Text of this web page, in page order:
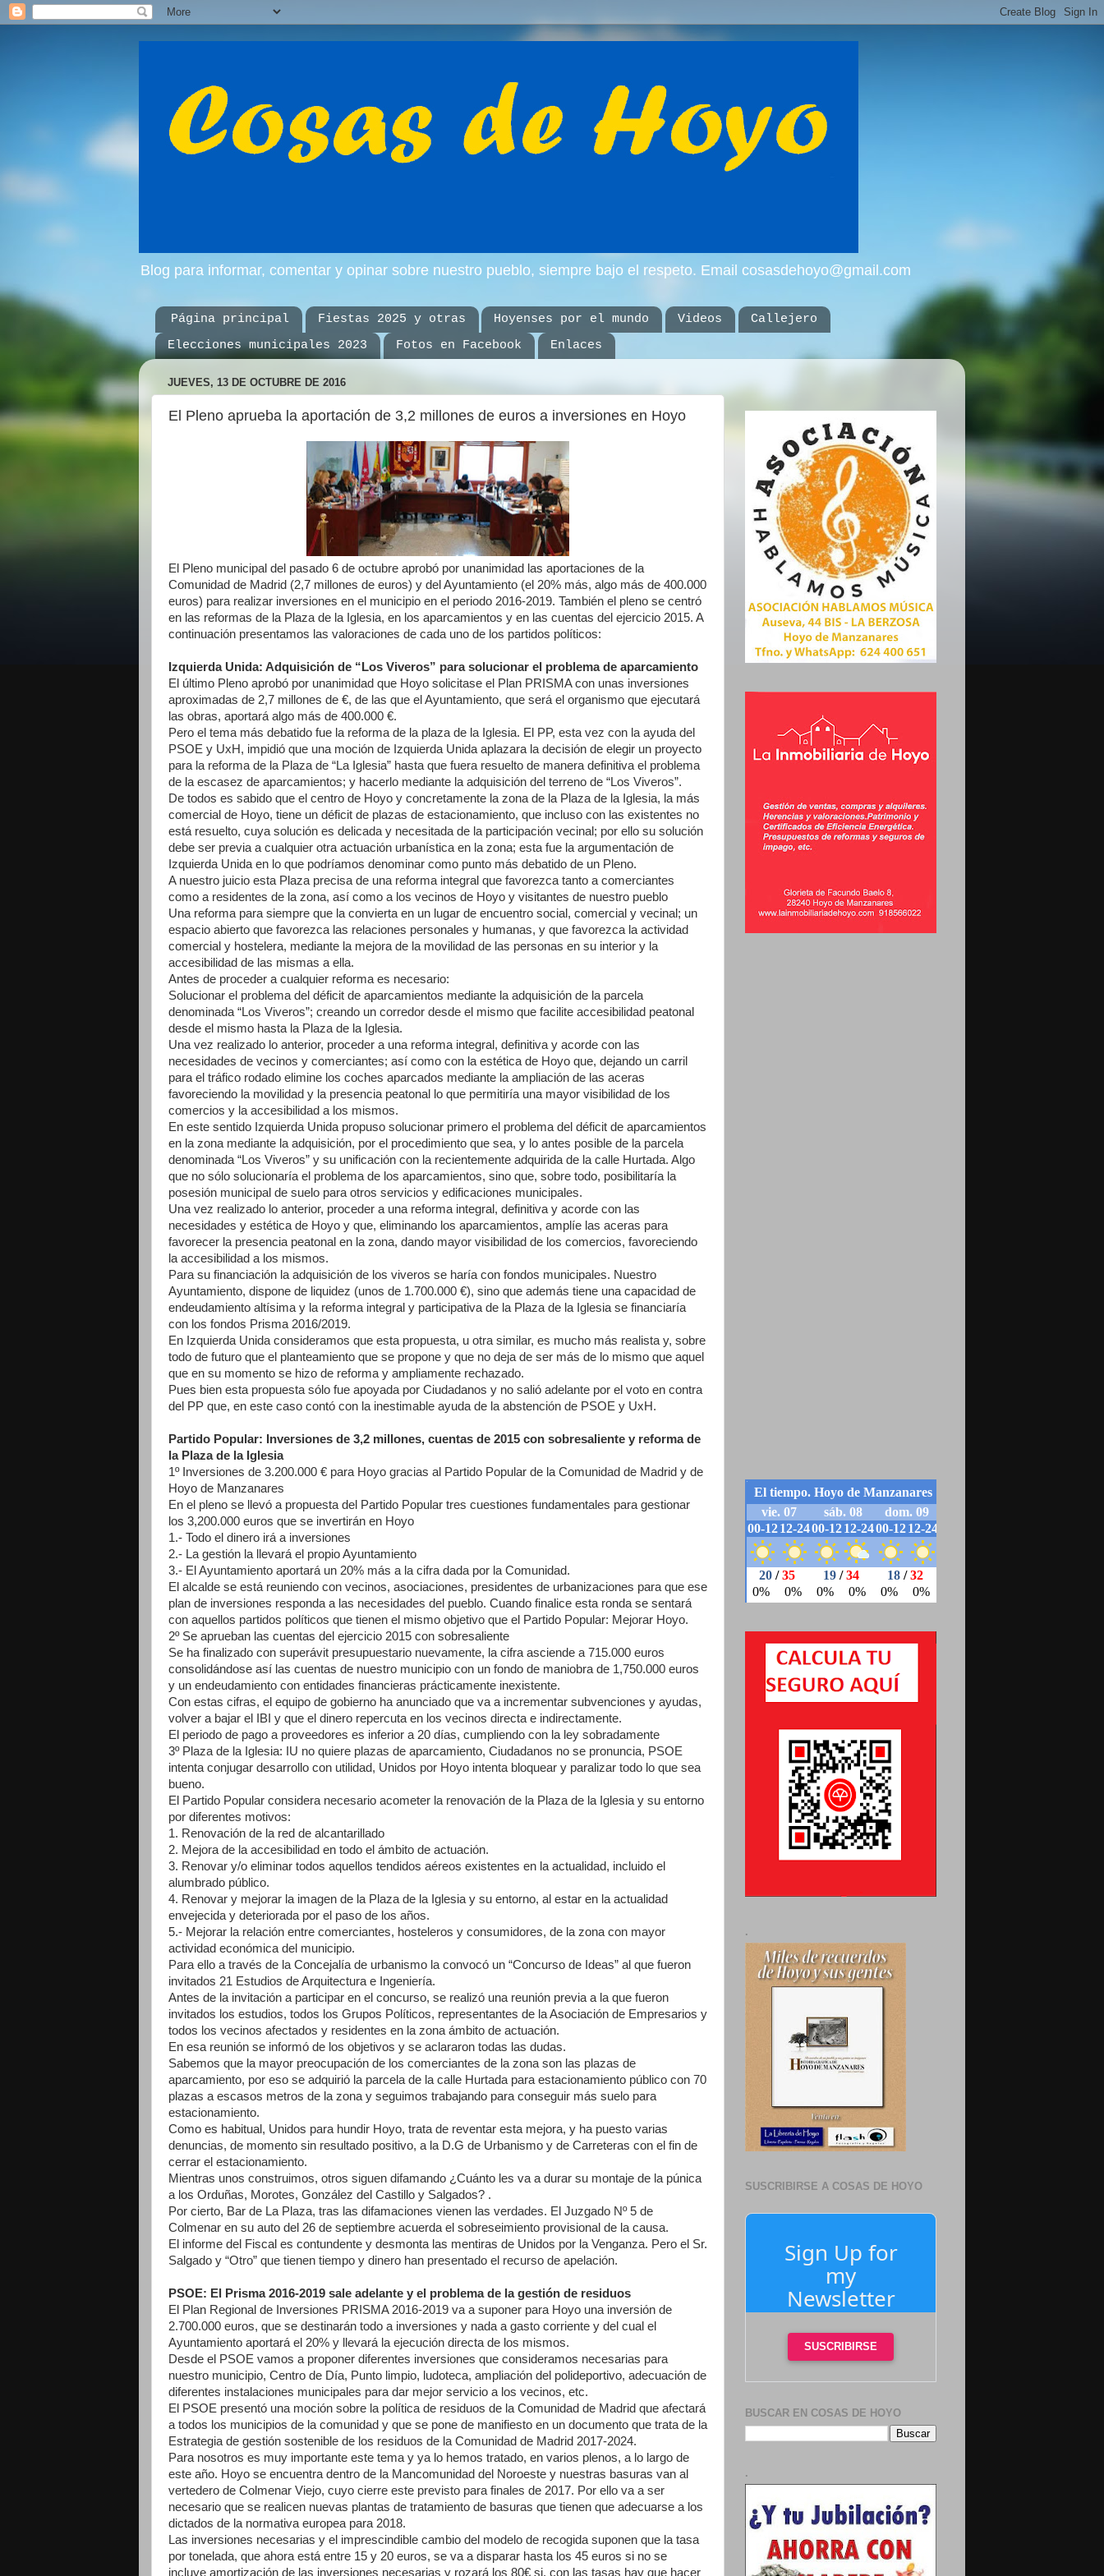
Blog para informar, comentar y opinar sobre nuestro pueblo, siempre bajo el respeto. Email cosasdehoyo@gmail.com
Página principal Fiestas 2025 y otras Hoyenses por el mundo Videos
Callejero
Elecciones municipales 2023
Fotos en Facebook Enlaces
JUEVES, 13 DE OCTUBRE DE 2016
El Pleno aprueba la aportación de 3,2 millones de euros a inversiones en Hoyo
El Pleno municipal del pasado 6 de octubre aprobó por unanimidad las aportaciones de la
Comunidad de Madrid (2,7 millones de euros) y del Ayuntamiento (el 20% más, algo más de 400.000
euros) para realizar inversiones en el municipio en el periodo 2016-2019. También el pleno se centró
en las reformas de la Plaza de la Iglesia, en los aparcamientos y en las cuentas del ejercicio 2015. A
continuación presentamos las valoraciones de cada uno de los partidos políticos:
Izquierda Unida: Adquisición de “Los Viveros” para solucionar el problema de aparcamiento
El último Pleno aprobó por unanimidad que Hoyo solicitase el Plan PRISMA con unas inversiones
aproximadas de 2,7 millones de €, de las que el Ayuntamiento, que será el organismo que ejecutará
las obras, aportará algo más de 400.000 €.
Pero el tema más debatido fue la reforma de la plaza de la Iglesia. El PP, esta vez con la ayuda del
PSOE y UxH, impidió que una moción de Izquierda Unida aplazara la decisión de elegir un proyecto
para la reforma de la Plaza de “La Iglesia” hasta que fuera resuelto de manera definitiva el problema
de la escasez de aparcamientos; y hacerlo mediante la adquisición del terreno de “Los Viveros”.
De todos es sabido que el centro de Hoyo y concretamente la zona de la Plaza de la Iglesia, la más
comercial de Hoyo, tiene un déficit de plazas de estacionamiento, que incluso con las existentes no
está resuelto, cuya solución es delicada y necesitada de la participación vecinal; por ello su solución
debe ser previa a cualquier otra actuación urbanística en la zona; esta fue la argumentación de
Izquierda Unida en lo que podríamos denominar como punto más debatido de un Pleno.
A nuestro juicio esta Plaza precisa de una reforma integral que favorezca tanto a comerciantes
como a residentes de la zona, así como a los vecinos de Hoyo y visitantes de nuestro pueblo
Una reforma para siempre que la convierta en un lugar de encuentro social, comercial y vecinal; un
espacio abierto que favorezca las relaciones personales y humanas, y que favorezca la actividad
comercial y hostelera, mediante la mejora de la movilidad de las personas en su interior y la
accesibilidad de las mismas a ella.
Antes de proceder a cualquier reforma es necesario:
Solucionar el problema del déficit de aparcamientos mediante la adquisición de la parcela
denominada “Los Viveros”; creando un corredor desde el mismo que facilite accesibilidad peatonal
desde el mismo hasta la Plaza de la Iglesia.
Una vez realizado lo anterior, proceder a una reforma integral, definitiva y acorde con las
necesidades de vecinos y comerciantes; así como con la estética de Hoyo que, dejando un carril
para el tráfico rodado elimine los coches aparcados mediante la ampliación de las aceras
favoreciendo la movilidad y la presencia peatonal lo que permitiría una mayor visibilidad de los
comercios y la accesibilidad a los mismos.
En este sentido Izquierda Unida propuso solucionar primero el problema del déficit de aparcamientos
en la zona mediante la adquisición, por el procedimiento que sea, y lo antes posible de la parcela
denominada “Los Viveros” y su unificación con la recientemente adquirida de la calle Hurtada. Algo
que no sólo solucionaría el problema de los aparcamientos, sino que, sobre todo, posibilitaría la
posesión municipal de suelo para otros servicios y edificaciones municipales.
Una vez realizado lo anterior, proceder a una reforma integral, definitiva y acorde con las
necesidades y estética de Hoyo y que, eliminando los aparcamientos, amplíe las aceras para
favorecer la presencia peatonal en la zona, dando mayor visibilidad de los comercios, favoreciendo
la accesibilidad a los mismos.
Para su financiación la adquisición de los viveros se haría con fondos municipales. Nuestro
Ayuntamiento, dispone de liquidez (unos de 1.700.000 €), sino que además tiene una capacidad de
endeudamiento altísima y la reforma integral y participativa de la Plaza de la Iglesia se financiaría
con los fondos Prisma 2016/2019.
En Izquierda Unida consideramos que esta propuesta, u otra similar, es mucho más realista y, sobre
todo de futuro que el planteamiento que se propone y que no deja de ser más de lo mismo que aquel
que en su momento se hizo de reforma y ampliamente rechazado.
Pues bien esta propuesta sólo fue apoyada por Ciudadanos y no salió adelante por el voto en contra
del PP que, en este caso contó con la inestimable ayuda de la abstención de PSOE y UxH.
Partido Popular: Inversiones de 3,2 millones, cuentas de 2015 con sobresaliente y reforma de
la Plaza de la Iglesia
1º Inversiones de 3.200.000 € para Hoyo gracias al Partido Popular de la Comunidad de Madrid y de
Hoyo de Manzanares
En el pleno se llevó a propuesta del Partido Popular tres cuestiones fundamentales para gestionar
los 3,200.000 euros que se invertirán en Hoyo
1.- Todo el dinero irá a inversiones
2.- La gestión la llevará el propio Ayuntamiento
3.- El Ayuntamiento aportará un 20% más a la cifra dada por la Comunidad.
El alcalde se está reuniendo con vecinos, asociaciones, presidentes de urbanizaciones para que ese
plan de inversiones responda a las necesidades del pueblo. Cuando finalice esta ronda se sentará
con aquellos partidos políticos que tienen el mismo objetivo que el Partido Popular: Mejorar Hoyo.
2º Se aprueban las cuentas del ejercicio 2015 con sobresaliente
Se ha finalizado con superávit presupuestario nuevamente, la cifra asciende a 715.000 euros
consolidándose así las cuentas de nuestro municipio con un fondo de maniobra de 1,750.000 euros
y un endeudamiento con entidades financieras prácticamente inexistente.
Con estas cifras, el equipo de gobierno ha anunciado que va a incrementar subvenciones y ayudas,
volver a bajar el IBI y que el dinero repercuta en los vecinos directa e indirectamente.
El periodo de pago a proveedores es inferior a 20 días, cumpliendo con la ley sobradamente
3º Plaza de la Iglesia: IU no quiere plazas de aparcamiento, Ciudadanos no se pronuncia, PSOE
intenta conjugar desarrollo con utilidad, Unidos por Hoyo intenta bloquear y paralizar todo lo que sea
bueno.
El Partido Popular considera necesario acometer la renovación de la Plaza de la Iglesia y su entorno
por diferentes motivos:
1. Renovación de la red de alcantarillado
2. Mejora de la accesibilidad en todo el ámbito de actuación.
3. Renovar y/o eliminar todos aquellos tendidos aéreos existentes en la actualidad, incluido el
alumbrado público.
4. Renovar y mejorar la imagen de la Plaza de la Iglesia y su entorno, al estar en la actualidad
envejecida y deteriorada por el paso de los años.
5.- Mejorar la relación entre comerciantes, hosteleros y consumidores, de la zona con mayor
actividad económica del municipio.
Para ello a través de la Concejalía de urbanismo la convocó un “Concurso de Ideas” al que fueron
invitados 21 Estudios de Arquitectura e Ingeniería.
Antes de la invitación a participar en el concurso, se realizó una reunión previa a la que fueron
invitados los estudios, todos los Grupos Políticos, representantes de la Asociación de Empresarios y
todos los vecinos afectados y residentes en la zona ámbito de actuación.
En esa reunión se informó de los objetivos y se aclararon todas las dudas.
Sabemos que la mayor preocupación de los comerciantes de la zona son las plazas de
aparcamiento, por eso se adquirió la parcela de la calle Hurtada para estacionamiento público con 70
plazas a escasos metros de la zona y seguimos trabajando para conseguir más suelo para
estacionamiento.
Como es habitual, Unidos para hundir Hoyo, trata de reventar esta mejora, y ha puesto varias
denuncias, de momento sin resultado positivo, a la D.G de Urbanismo y de Carreteras con el fin de
cerrar el estacionamiento.
Mientras unos construimos, otros siguen difamando ¿Cuánto les va a durar su montaje de la púnica
a los Orduñas, Morotes, González del Castillo y Salgados? .
Por cierto, Bar de La Plaza, tras las difamaciones vienen las verdades. El Juzgado Nº 5 de
Colmenar en su auto del 26 de septiembre acuerda el sobreseimiento provisional de la causa.
El informe del Fiscal es contundente y desmonta las mentiras de Unidos por la Venganza. Pero el Sr.
Salgado y “Otro” que tienen tiempo y dinero han presentado el recurso de apelación.
PSOE: El Prisma 2016-2019 sale adelante y el problema de la gestión de residuos
El Plan Regional de Inversiones PRISMA 2016-2019 va a suponer para Hoyo una inversión de
2.700.000 euros, que se destinarán todo a inversiones y nada a gasto corriente y del cual el
Ayuntamiento aportará el 20% y llevará la ejecución directa de los mismos.
Desde el PSOE vamos a proponer diferentes inversiones que consideramos necesarias para
nuestro municipio, Centro de Día, Punto limpio, ludoteca, ampliación del polideportivo, adecuación de
diferentes instalaciones municipales para dar mejor servicio a los vecinos, etc.
El PSOE presentó una moción sobre la política de residuos de la Comunidad de Madrid que afectará
a todos los municipios de la comunidad y que se pone de manifiesto en un documento que trata de la
Estrategia de gestión sostenible de los residuos de la Comunidad de Madrid 2017-2024.
Para nosotros es muy importante este tema y ya lo hemos tratado, en varios plenos, a lo largo de
este año. Hoyo se encuentra dentro de la Mancomunidad del Noroeste y nuestras basuras van al
vertedero de Colmenar Viejo, cuyo cierre este previsto para finales de 2017. Por ello va a ser
necesario que se realicen nuevas plantas de tratamiento de basuras que tienen que adecuarse a los
dictados de la normativa europea para 2018.
Las inversiones necesarias y el imprescindible cambio del modelo de recogida suponen que la tasa
por tonelada, que ahora está entre 15 y 20 euros, se va a disparar hasta los 45 euros si no se
incluye amortización de las inversiones necesarias y rozará los 80€ si, con las tasas hay que hacer
.
SUSCRIBIRSE A COSAS DE HOYO
Sign Up for
my
Newsletter
SUSCRIBIRSE
BUSCAR EN COSAS DE HOYO
.